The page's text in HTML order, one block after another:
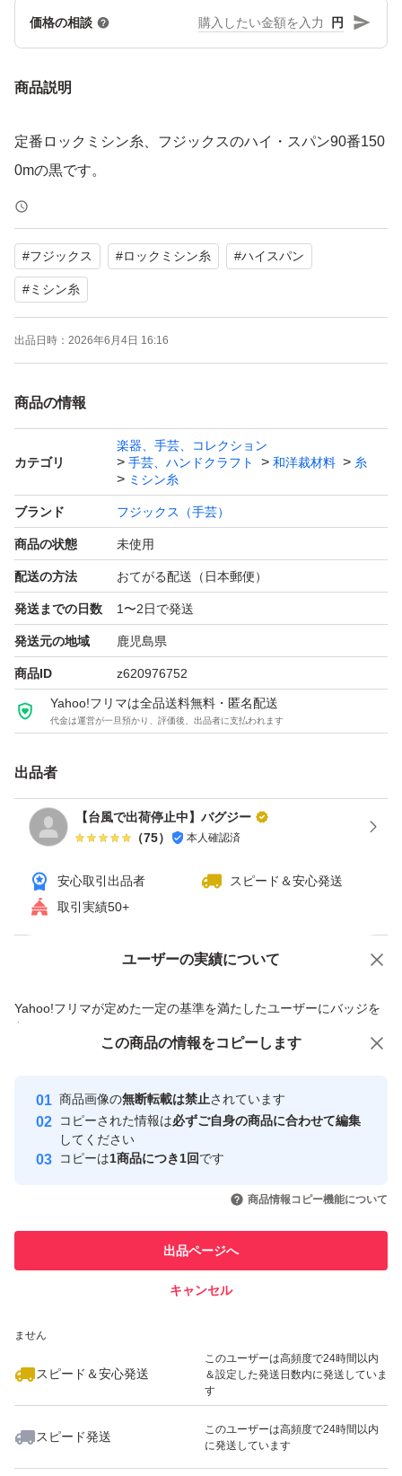
価格の相談 円
商品説明
定番ロックミシン糸、フジックスのハイ・スパン90番150
0mの黒です。
#フジックス #ロックミシン糸 #ハイスパン
#ミシン糸
出品日時： 2026年6月4日 16:16
商品の情報
カテゴリ
楽器、手芸、コレクション
手芸、ハンドクラフト
和洋裁材料
糸
ミシン糸
ブランド フジックス（手芸）
商品の状態 未使用
配送の方法 おてがる配送（日本郵便）
発送までの日数 1〜2日で発送
発送元の地域 鹿児島県
商品ID z620976752
Yahoo!フリマは全品送料無料・匿名配送
代金は運営が一旦預かり、評価後、出品者に支払われます
出品者
【台風で出荷停止中】バグジー
（75） 本人確認済
安心取引出品者
スピード＆安心発送
取引実績50+
ユーザーの実績について
Yahoo!フリマが定めた一定の基準を満たしたユーザーにバッジを
付与しています
安心取引出品者
心・安全なユーザーです
取引実績
引を完了させた実績があります
での取引実績があります
ません
スピード＆安心発送
このユーザーは高頻度で24時間以内
＆設定した発送日数内に発送していま
す
スピード発送
このユーザーは高頻度で24時間以内
に発送しています
価格の相談 商品への質問
この商品の情報をコピーします
商品画像の無断転載は禁止されています
コピーされた情報は必ずご自身の商品に合わせて編集
してください
コピーは1商品につき1回です
商品情報コピー機能について
出品ページへ
キャンセル
この商品をみている人にオススメ
いいね！
2,700